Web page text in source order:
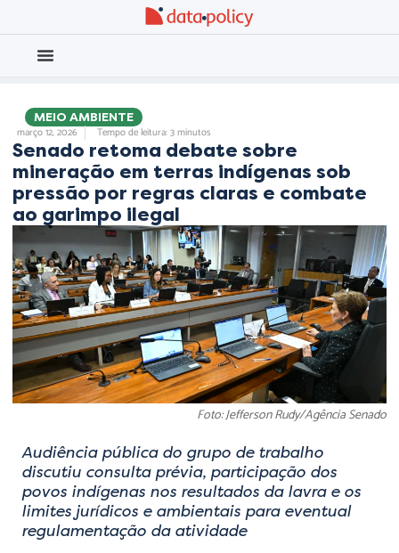
MEIO AMBIENTE
março 12, 2026 Tempo de leitura: 3 minutos
Senado retoma debate sobre
mineração em terras indígenas sob
pressão por regras claras e combate
ao garimpo ilegal
Foto: Jefferson Rudy/Agência Senado
Audiência pública do grupo de trabalho
discutiu consulta prévia, participação dos
povos indígenas nos resultados da lavra e os
limites jurídicos e ambientais para eventual
regulamentação da atividade